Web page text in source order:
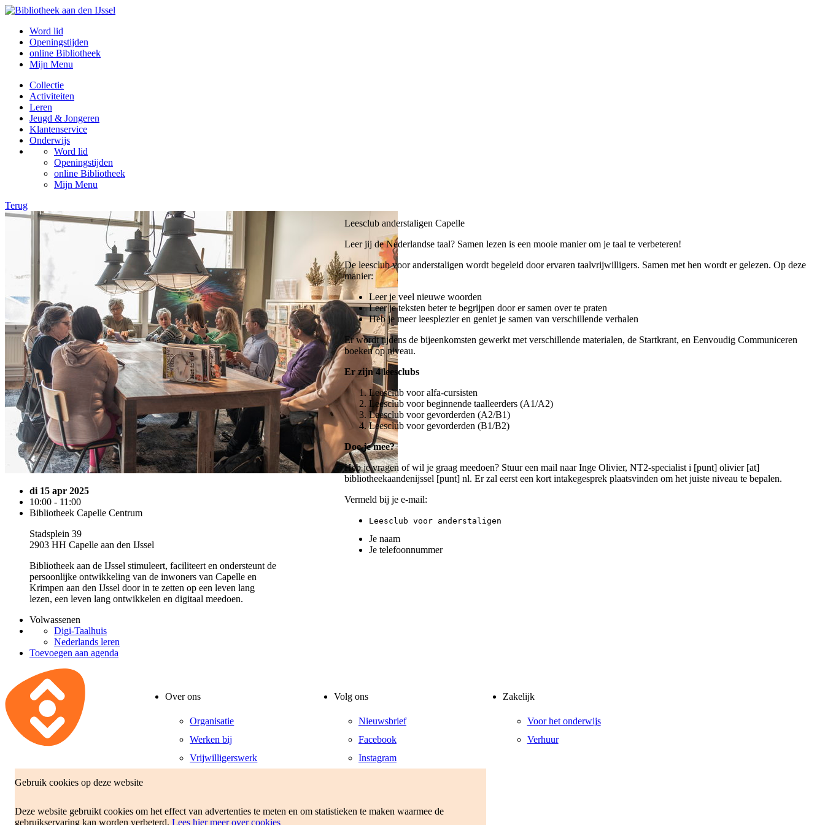
Gebruik cookies op deze website
Deze website gebruikt cookies om het effect van advertenties te meten en om statistieken te maken waarmee de
gebruikservaring kan worden verbeterd. Lees hier meer over cookies
Word lid
Openingstijden
online Bibliotheek
Mijn Menu
Collectie
Activiteiten
Leren
Jeugd & Jongeren
Klantenservice
Onderwijs
Word lid
Openingstijden
online Bibliotheek
Mijn Menu
Terug
di 15 apr 2025
10:00 - 11:00
Bibliotheek Capelle Centrum
Stadsplein 39
2903 HH Capelle aan den IJssel
Bibliotheek aan de IJssel stimuleert, faciliteert en ondersteunt de
persoonlijke ontwikkeling van de inwoners van Capelle en
Krimpen aan den IJssel door in te zetten op een leven lang
lezen, een leven lang ontwikkelen en digitaal meedoen.
Volwassenen
Digi-Taalhuis
Nederlands leren
Toevoegen aan agenda
Leesclub anderstaligen Capelle
Leer jij de Nederlandse taal? Samen lezen is een mooie manier om je taal te verbeteren!
De leesclub voor anderstaligen wordt begeleid door ervaren taalvrijwilligers. Samen met hen wordt er gelezen. Op deze
manier:
Leer je veel nieuwe woorden
Leer je teksten beter te begrijpen door er samen over te praten
Heb je meer leesplezier en geniet je samen van verschillende verhalen
Er wordt tijdens de bijeenkomsten gewerkt met verschillende materialen, de Startkrant, en Eenvoudig Communiceren
boeken op niveau.
Er zijn 4 leesclubs
Leesclub voor alfa-cursisten
Leesclub voor beginnende taalleerders (A1/A2)
Leesclub voor gevorderden (A2/B1)
Leesclub voor gevorderden (B1/B2)
Doe je mee?
Heb je vragen of wil je graag meedoen? Stuur een mail naar Inge Olivier, NT2-specialisti [punt] olivier [at]
bibliotheekaandenijssel [punt] nl. Er zal eerst een kort intakegesprek plaatsvinden om het juiste niveau te bepalen.
Vermeld bij je e-mail:
Leesclub voor anderstaligen
Je naam
Je telefoonnummer
Over ons
Organisatie
Werken bij
Vrijwilligerswerk
Volg ons
Nieuwsbrief
Facebook
Instagram
Zakelijk
Voor het onderwijs
Verhuur